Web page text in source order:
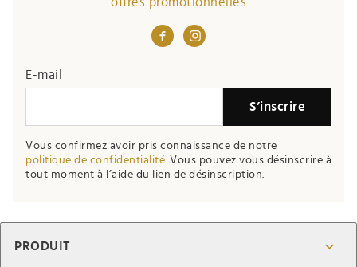
offres promotionnelles
E-mail
S’inscrire
Vous confirmez avoir pris connaissance de notre
politique de confidentialité. Vous pouvez vous désinscrire à
tout moment à l’aide du lien de désinscription.
PRODUIT